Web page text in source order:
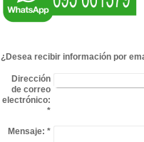
¿Desea recibir información por
Dirección
de correo
electrónico:
*
Mensaje: *